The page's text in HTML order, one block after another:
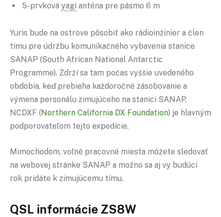
5-prvková yagi anténa pre pásmo 6 m
Yuris bude na ostrove pôsobiť ako rádioinžinier a člen
tímu pre údržbu komunikačného vybavenia stanice
SANAP (South African National Antarctic
Programme). Zdrží sa tam počas vyššie uvedeného
obdobia, keď prebieha každoročné zásobovanie a
výmena personálu zimujúceho na stanici SANAP.
NCDXF (Northern California DX Foundation) je hlavným
podporovateľom tejto expedície.
Mimochodom, voľné pracovné miesta môžete sledovať
na webovej stránke SANAP a možno sa aj vy budúci
rok pridáte k zimujúcemu tímu.
QSL informácie ZS8W